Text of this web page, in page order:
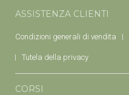
ASSISTENZA CLIENTI
Condizioni generali di vendita
Tutela della privacy
CORSI